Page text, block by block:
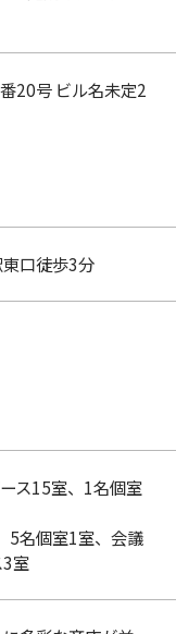
20号 ビル名未定2
口徒歩3分
ス15室、1名個室
5名個室1室、会議
室